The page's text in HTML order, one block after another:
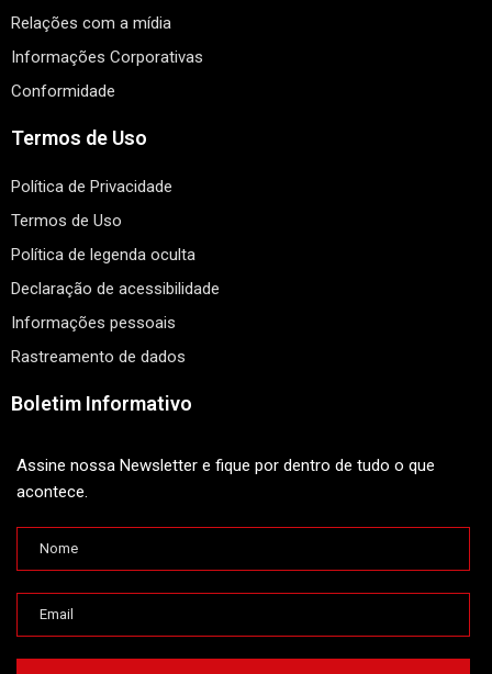
Relações com a mídia
Informações Corporativas
Conformidade
Termos de Uso
Política de Privacidade
Termos de Uso
Política de legenda oculta
Declaração de acessibilidade
Informações pessoais
Rastreamento de dados
Boletim Informativo
Assine nossa Newsletter e fique por dentro de tudo o que
acontece.